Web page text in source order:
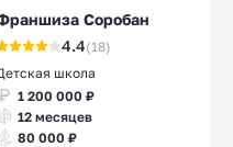
Соробан
4.4(18)
школа
1 200 000 ₽
12 месяцев
80 000 ₽